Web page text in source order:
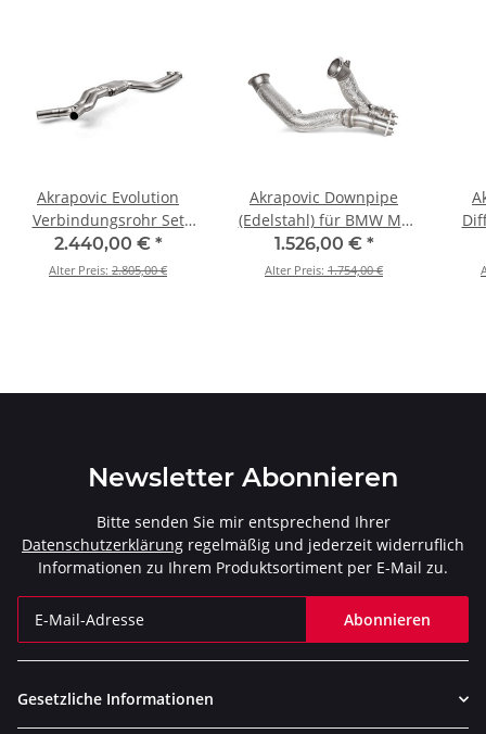
Akrapovic Evolution
Verbindungsrohr Set
(Titan) für BMW M2 CS
(F87N) - OPF/GPF BJ 2020
2.440,00 € *
Alter Preis: 2.805,00 €
Akrapovic Downpipe
(Edelstahl) für BMW M2
CS (F87N) - OPF/GPF BJ
2020 > 2021 (DP-
1.526,00 € *
Alter Preis: 1.754,00 €
Newsletter Abonnieren
Bitte senden Sie mir entsprechend Ihrer
Datenschutzerklärung regelmäßig und jederzeit widerruflich
Informationen zu Ihrem Produktsortiment per E-Mail zu.
Abonnieren
Gesetzliche Informationen